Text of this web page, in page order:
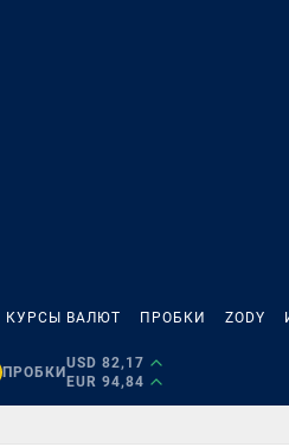
КУРСЫ ВАЛЮТ ПРОБКИ ZODY
ПРОБКИ
USD 82,17
EUR 94,84